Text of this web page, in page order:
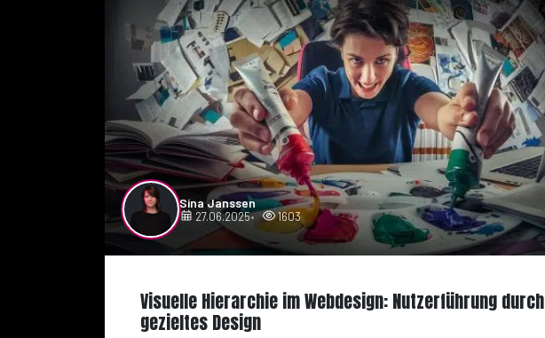
Sina Janssen
27.06.2025 1603
Visuelle Hierarchie im Webdesign: Nutzerführung durch
gezieltes Design